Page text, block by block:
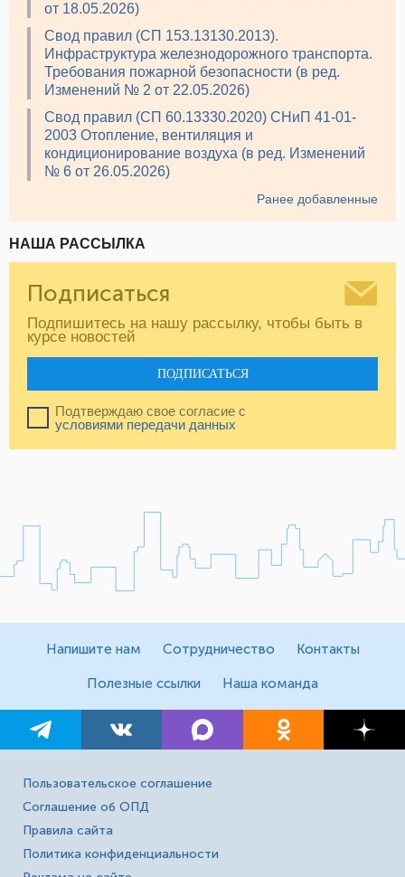
от 18.05.2026)
Свод правил (СП 153.13130.2013).
Инфраструктура железнодорожного транспорта.
Требования пожарной безопасности (в ред.
Изменений № 2 от 22.05.2026)
Свод правил (СП 60.13330.2020) СНиП 41-01-
2003 Отопление, вентиляция и
кондиционирование воздуха (в ред. Изменений
№ 6 от 26.05.2026)
Ранее добавленные
НАША РАССЫЛКА
Подписаться
Подпишитесь на нашу рассылку, чтобы быть в
курсе новостей
ПОДПИСАТЬСЯ
Подтверждаю свое согласие с
условиями передачи данных
Напишите нам Сотрудничество Контакты
Полезные ссылки Наша команда
Пользовательское соглашение
Соглашение об ОПД
Правила сайта
Политика конфиденциальности